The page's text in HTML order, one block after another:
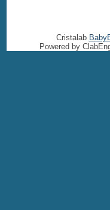
Cristalab
Powered by